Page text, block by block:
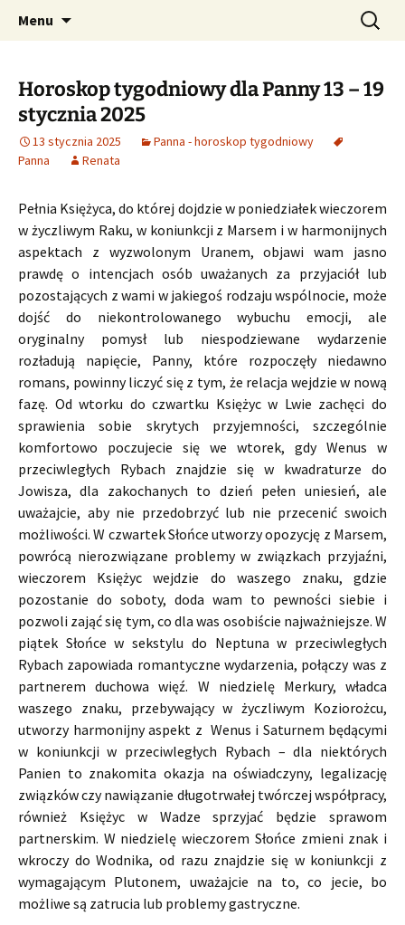
CzaroMarowy horoskop
dzienny, miesięczny i
tygodniowy
Profesjonalne przepowiednie astrologiczne
Menu Szukaj:
Horoskop tygodniowy dla Panny 13 – 19
stycznia 2025
13 stycznia 2025
Panna - horoskop tygodniowy
Panna
Renata
Pełnia Księżyca, do której dojdzie w poniedziałek wieczorem
w życzliwym Raku, w koniunkcji z Marsem i w harmonijnych
aspektach z wyzwolonym Uranem, objawi wam jasno
prawdę o intencjach osób uważanych za przyjaciół lub
pozostających z wami w jakiegoś rodzaju wspólnocie, może
dojść do niekontrolowanego wybuchu emocji, ale
oryginalny pomysł lub niespodziewane wydarzenie
rozładują napięcie, Panny, które rozpoczęły niedawno
romans, powinny liczyć się z tym, że relacja wejdzie w nową
fazę. Od wtorku do czwartku Księżyc w Lwie zachęci do
sprawienia sobie skrytych przyjemności, szczególnie
komfortowo poczujecie się we wtorek, gdy Wenus w
przeciwległych Rybach znajdzie się w kwadraturze do
Jowisza, dla zakochanych to dzień pełen uniesień, ale
uważajcie, aby nie przedobrzyć lub nie przecenić swoich
możliwości. W czwartek Słońce utworzy opozycję z Marsem,
powrócą nierozwiązane problemy w związkach przyjaźni,
wieczorem Księżyc wejdzie do waszego znaku, gdzie
pozostanie do soboty, doda wam to pewności siebie i
pozwoli zająć się tym, co dla was osobiście najważniejsze. W
piątek Słońce w sekstylu do Neptuna w przeciwległych
Rybach zapowiada romantyczne wydarzenia, połączy was z
partnerem duchowa więź. W niedzielę Merkury, władca
waszego znaku, przebywający w życzliwym Koziorożcu,
utworzy harmonijny aspekt z Wenus i Saturnem będącymi
w koniunkcji w przeciwległych Rybach – dla niektórych
Panien to znakomita okazja na oświadczyny, legalizację
związków czy nawiązanie długotrwałej twórczej współpracy,
również Księżyc w Wadze sprzyjać będzie sprawom
partnerskim. W niedzielę wieczorem Słońce zmieni znak i
wkroczy do Wodnika, od razu znajdzie się w koniunkcji z
wymagającym Plutonem, uważajcie na to, co jecie, bo
możliwe są zatrucia lub problemy gastryczne.